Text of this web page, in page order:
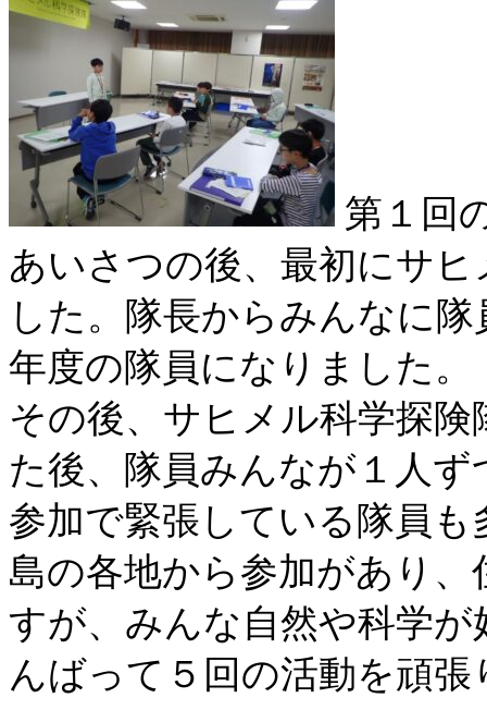
第１回
あいさつの後、最初にサ
した。隊長からみんなに
年度の隊員になりました。
その後、サヒメル科学探
た後、隊員みんなが１人
参加で緊張している隊員
島の各地から参加があり
すが、みんな自然や科学
んばって５回の活動を頑